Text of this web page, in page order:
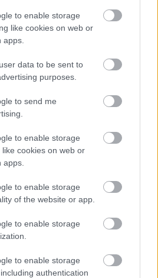
to enable storage
like cookies on web or
data to be sent to
purposes.
to send me
to enable storage
cookies on web or
to enable storage
of the website or app.
to enable storage
to enable storage
authentication